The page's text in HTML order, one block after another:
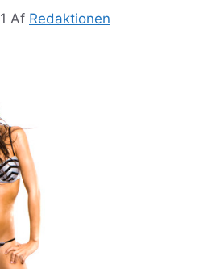
Af Redaktionen